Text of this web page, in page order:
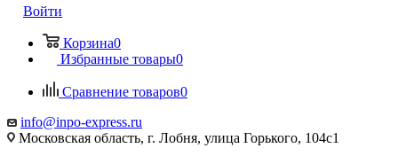
Войти
Корзина0
Избранные товары0
Сравнение товаров0
info@inpo-express.ru
Московская область, г. Лобня, улица Горького, 104с1